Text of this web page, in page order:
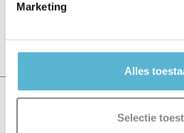
Marketing
Alles
Selectie
Er zijn nog geen reviews geschreven
Schrijf je eigen review